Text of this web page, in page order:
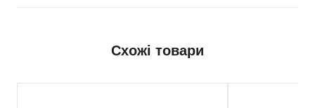
Схожі товари